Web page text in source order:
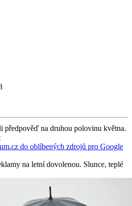
předpověď na druhou polovinu května.
do oblíbených zdrojů pro Google
na letní dovolenou. Slunce, teplé